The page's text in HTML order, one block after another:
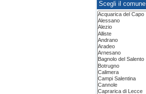
Scegli il comune